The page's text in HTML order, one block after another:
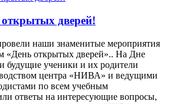
дверей!
наши знаменитые мероприятия
«День открытых дверей».. На Дне
будущие ученики и их родители
центра «НИВА» и ведущими
по всем учебным
ответы на интересующие вопросы,